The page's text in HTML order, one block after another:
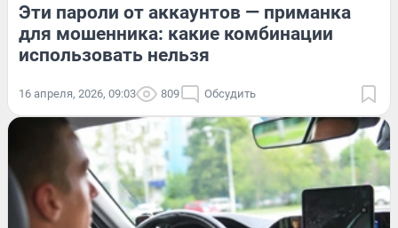
Эти пароли от аккаунтов — приманка
для мошенника: какие комбинации
использовать нельзя
16 апреля, 2026, 09:03 809 Обсудить